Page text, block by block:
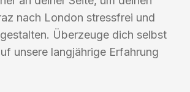
nach London stressfrei und
Überzeuge dich selbst
unsere langjährige Erfahrung